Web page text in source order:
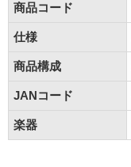
商品コード
仕様
商品構成
JANコード
楽器